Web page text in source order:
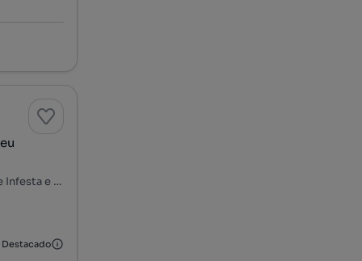
Avenida Manuel Pinto de Azevedo, Sete Bicas, São Mamede de Infesta e Senhora da Hora, Matosinhos, Porto
Destacado